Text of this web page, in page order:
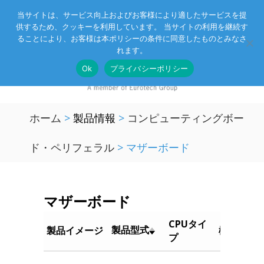
Eurotechグループ お客様サポート お問い合わせ
ホーム > 製品情報 > コンピューティングボー
ド・ペリフェラル > マザーボード
マザーボード
製品イメージ 製品型式
CPUタイ
プ
概要
当サイトは、サービス向上およびお客様により適したサービスを提
供するため、クッキーを利用しています。 当サイトの利用を継続す
ることにより、お客様は本ポリシーの条件に同意したものとみなさ
れます。
Ok
プライバシーポリシー